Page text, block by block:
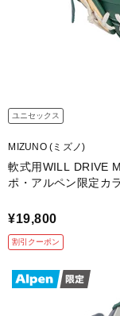
ユニセックス
MIZUNO (ミズノ)
軟式用WILL DRIVE
ポ・アルペン限定カ
¥19,800
割引クーポン